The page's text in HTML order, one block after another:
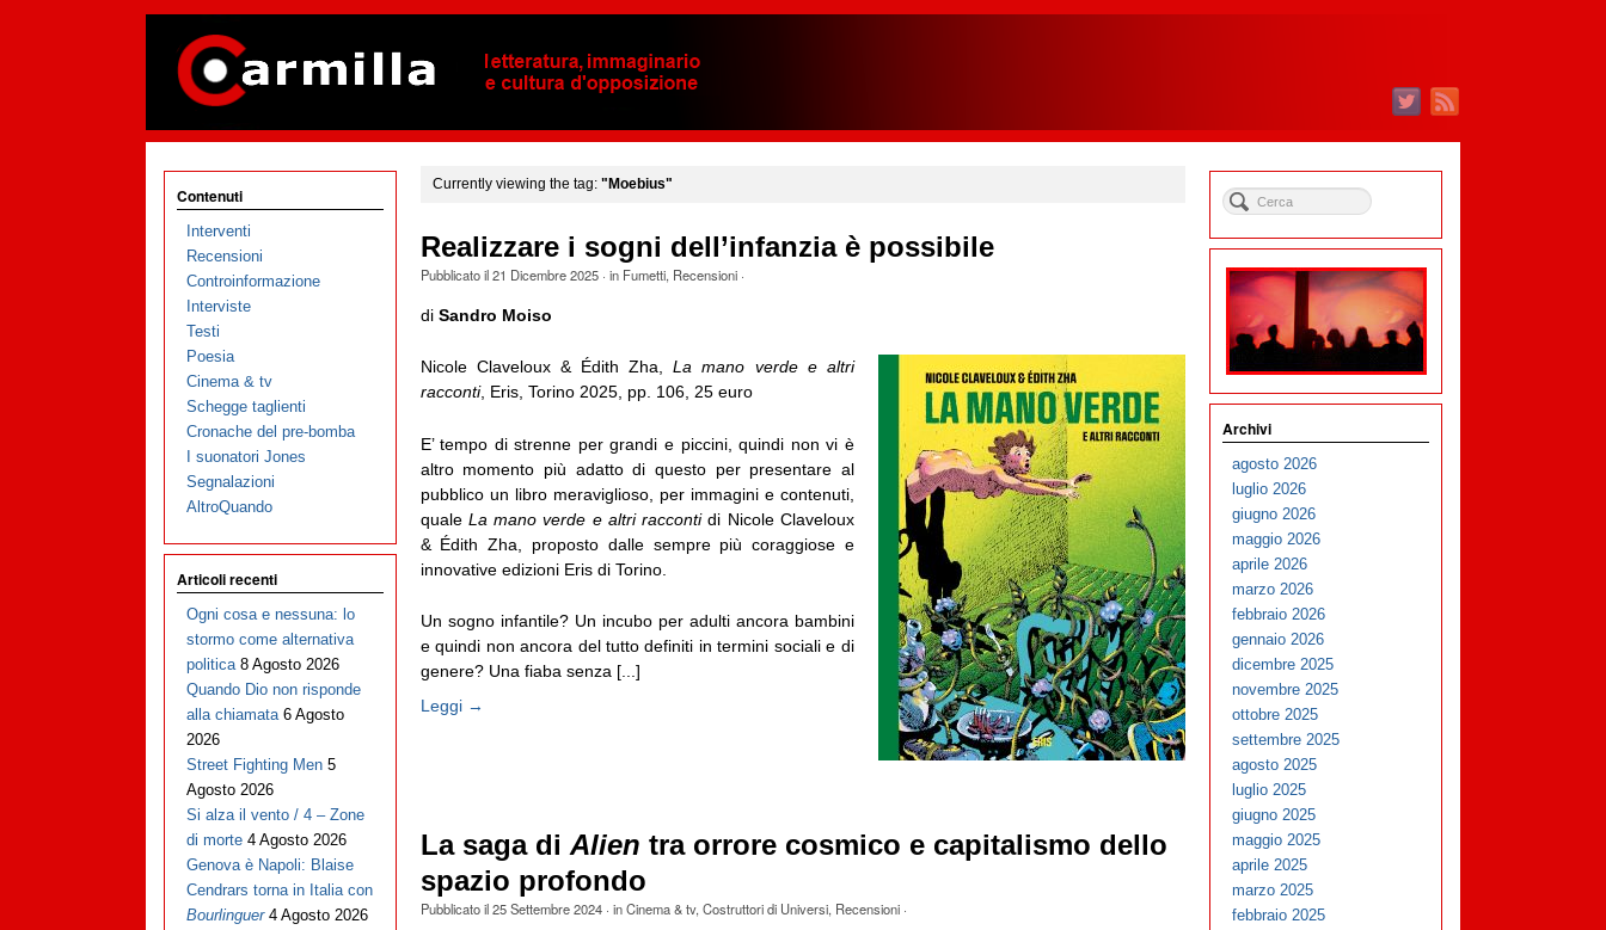
Currently viewing the tag: "Moebius"
Realizzare i sogni dell’infanzia è possibile
Pubblicato il21 Dicembre 2025· in Fumetti, Recensioni·
di Sandro Moiso
Nicole Claveloux & Édith Zha,La mano verde e altri
racconti, Eris, Torino 2025, pp. 106, 25 euro
E’ tempo di strenne per grandi e piccini, quindi non vi è
altro momento più adatto di questo per presentare al
pubblico un libro meraviglioso, per immagini e contenuti,
quale La mano verde e altri raccontidi Nicole Claveloux
& Édith Zha, proposto dalle sempre più coraggiose e
innovative edizioni Eris di Torino.
Un sogno infantile? Un incubo per adulti ancora bambini
e quindi non ancora del tutto definiti in termini sociali e di
genere? Una fiaba senza [...]
Leggi →
La saga di Alien tra orrore cosmico e capitalismo dello
spazio profondo
Pubblicato il25 Settembre 2024· inCinema & tv, Costruttori di Universi, Recensioni·
Contenuti
Interventi
Recensioni
Controinformazione
Interviste
Testi
Poesia
Cinema & tv
Schegge taglienti
Cronache del pre-bomba
I suonatori Jones
Segnalazioni
AltroQuando
Articoli recenti
Ogni cosa e nessuna: lo
stormo come alternativa
politica 8 Agosto 2026
Quando Dio non risponde
alla chiamata 6 Agosto
2026
Street Fighting Men 5
Agosto 2026
Si alza il vento / 4 – Zone
di morte 4 Agosto 2026
Genova è Napoli: Blaise
Cendrars torna in Italia con
Bourlinguer 4 Agosto 2026
Archivi
agosto 2026
luglio 2026
giugno 2026
maggio 2026
aprile 2026
marzo 2026
febbraio 2026
gennaio 2026
dicembre 2025
novembre 2025
ottobre 2025
settembre 2025
agosto 2025
luglio 2025
giugno 2025
maggio 2025
aprile 2025
marzo 2025
febbraio 2025